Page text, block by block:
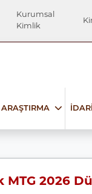
Kurumsal
Kimlik
ARAŞTIRMA İDARİ
2026